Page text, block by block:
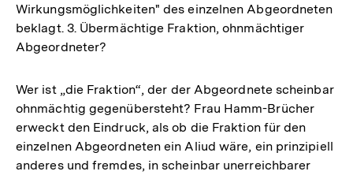
Wirkungsmöglichkeiten" des einzelnen Abgeordneten
beklagt. 3. Übermächtige Fraktion, ohnmächtiger
Abgeordneter?
Wer ist „die Fraktion“, der der Abgeordnete scheinbar
ohnmächtig gegenübersteht? Frau Hamm-Brücher
erweckt den Eindruck, als ob die Fraktion für den
einzelnen Abgeordneten ein Aliud wäre, ein prinzipiell
anderes und fremdes, in scheinbar unerreichbarer